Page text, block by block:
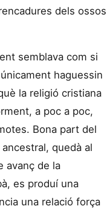
dels ossos
semblava com si
haguessin
la religió cristiana
a poc a poc,
Bona part del
quedà al
avanç de la
es produí una
una relació força